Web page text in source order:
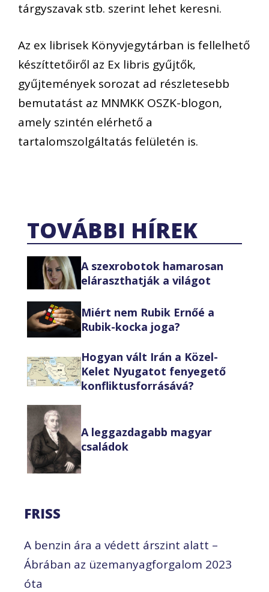
tárgyszavak stb. szerint lehet keresni.
Az ex librisek Könyvjegytárban is fellelhető
készíttetőiről az Ex libris gyűjtők,
gyűjtemények sorozat ad részletesebb
bemutatást az MNMKK OSZK-blogon,
amely szintén elérhető a
tartalomszolgáltatás felületén is.
TOVÁBBI HÍREK
A szexrobotok hamarosan
eláraszthatják a világot
Miért nem Rubik Ernőé a
Rubik-kocka joga?
Hogyan vált Irán a Közel-
Kelet Nyugatot fenyegető
konfliktusforrásává?
A leggazdagabb magyar
családok
FRISS
A benzin ára a védett árszint alatt –
Ábrában az üzemanyagforgalom 2023
óta